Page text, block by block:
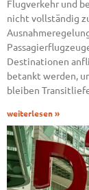
Flugverkehr und
nicht vollständig
Destinationen
betankt werden,
bleiben
weiterlesen »